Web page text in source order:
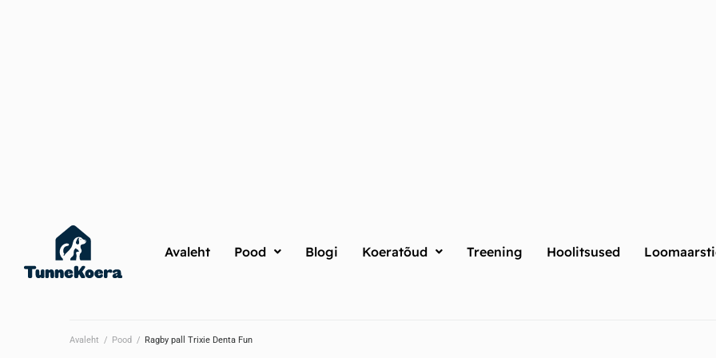
Avaleht Pood Blogi Koeratõud Treening Hoolitsused
Avaleht / Pood / Ragby pall Trixie Denta Fun